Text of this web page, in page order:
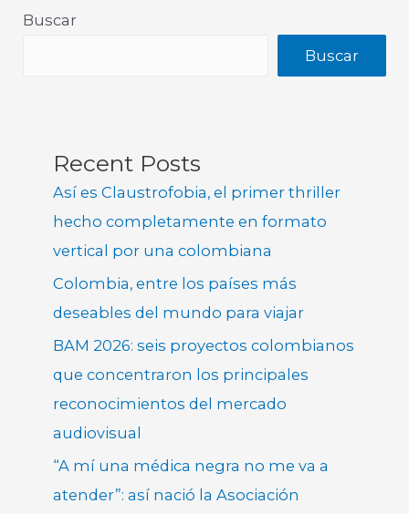
Buscar
Buscar
Recent Posts
Así es Claustrofobia, el primer thriller
hecho completamente en formato
vertical por una colombiana
Colombia, entre los países más
deseables del mundo para viajar
BAM 2026: seis proyectos colombianos
que concentraron los principales
reconocimientos del mercado
audiovisual
“A mí una médica negra no me va a
atender”: así nació la Asociación